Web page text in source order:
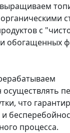
с
и обогащенных
что
процесса.